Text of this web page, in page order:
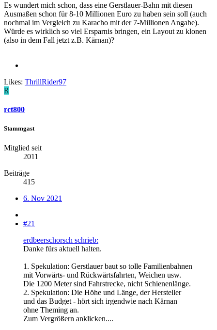
Es wundert mich schon, dass eine Gerstlauer-Bahn mit diesen
Ausmaßen schon für 8-10 Millionen Euro zu haben sein soll (auch
nochmal im Vergleich zu Karacho mit der 7-Millionen Angabe).
Würde es wirklich so viel Ersparnis bringen, ein Layout zu klonen
(also in dem Fall jetzt z.B. Kärnan)?
Likes: ThrillRider97
R
rct800
Stammgast
Mitglied seit
2011
Beiträge
415
6. Nov 2021
#21
erdbeerschorsch schrieb:
Danke fürs aktuell halten.
1. Spekulation: Gerstlauer baut so tolle Familienbahnen
mit Vorwärts- und Rückwärtsfahrten, Weichen usw.
Die 1200 Meter sind Fahrstrecke, nicht Schienenlänge.
2. Spekulation: Die Höhe und Länge, der Hersteller
und das Budget - hört sich irgendwie nach Kärnan
ohne Theming an.
Zum Vergrößern anklicken....